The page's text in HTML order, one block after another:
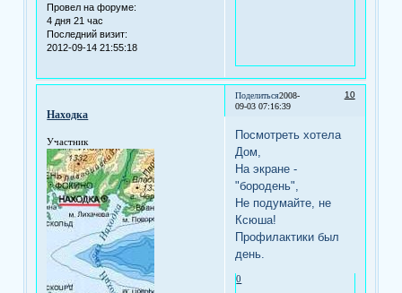
Провел на форуме:
4 дня 21 час
Последний визит:
2012-09-14 21:55:18
Поделиться 10
2008-
09-03 07:16:39
Находка
Участник
Посмотреть хотела
Дом,
На экране -
"бородень",
Не подумайте, не
Ксюша!
Профилактики был
день.
0